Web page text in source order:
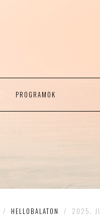
PROGRAMOK
/ HELLOBALATON / 2025.